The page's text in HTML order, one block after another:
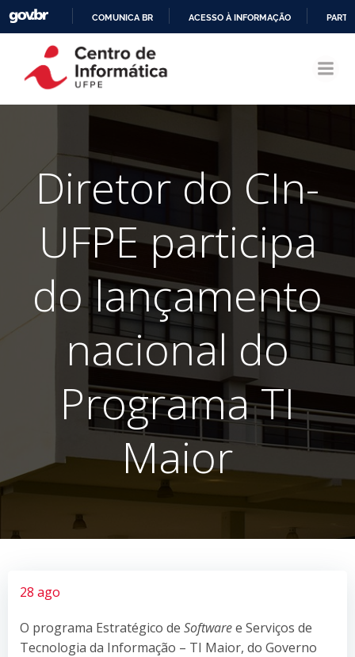
CONTEÚDO
COMUNICA BR ACESSO À INFORMAÇÃO
Diretor do CIn-
UFPE participa
do lançamento
nacional do
Programa TI
Maior
28 ago
O programa Estratégico de Softwaree Serviços de
Tecnologia da Informação – TI Maior, do Governo